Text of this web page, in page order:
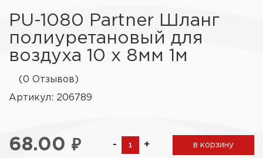
PU-1080 Partner Шланг
полиуретановый для
воздуха 10 x 8мм 1м
(0 Отзывов)
Артикул: 206789
68.00 ₽ - + в корзину